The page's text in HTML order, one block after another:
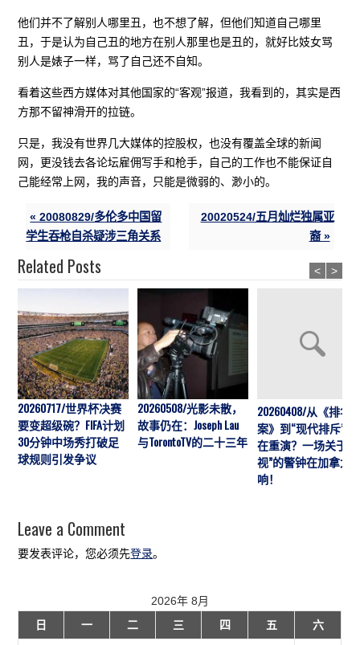
他们并不了解别人哪里丑，也不想了解，但他们知道自己哪里
丑，于是认为自己丑的地方在别人那里也是丑的，就好比妓女骂
别人是婊子一样，骂了自己还不自知。
看着这些西方媒体对其他国家的“客观”报道，我看到的，其实是西
方那不留神滑开的拉链。
只是，我没有世界几大媒体的控股权，也没有覆盖全球的新闻
网，更没钱去各论坛雇佣写手和枪手，自己的工作也不能保证自
己能经常上网，我的声音，只能是微弱的、渺小的。
« 20080829/多伦多中国留
学生吞枪自杀疑涉三角关系
20020524/五月灿烂独属亚
裔 »
Related Posts
20260717/世界杯决赛
要变超级碗？FIFA计划
30分钟中场秀打破足
球规则引发争议
20260508/光影未散，
故事仍在：Joseph Lau
与TorontoTV的二十三年
20260408/从《排华
案》到“现代排斥”历
在重演？一场关于“
视”的警钟在加拿大
响！
< >
Leave a Comment
要发表评论，您必须先登录。
2026年 8月
日
一 二 三 四 五 六